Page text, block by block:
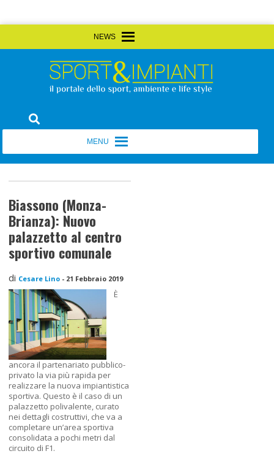
to
Sport&Impianti
Biassono (Monza-
Brianza): Nuovo
palazzetto al centro
sportivo comunale
di Cesare Lino - 21 Febbraio 2019
È
ancora il partenariato pubblico-
privato la via più rapida per
realizzare la nuova impiantistica
sportiva. Questo è il caso di un
palazzetto polivalente, curato
nei dettagli costruttivi, che va a
completare un’area sportiva
consolidata a pochi metri dal
circuito di F1.